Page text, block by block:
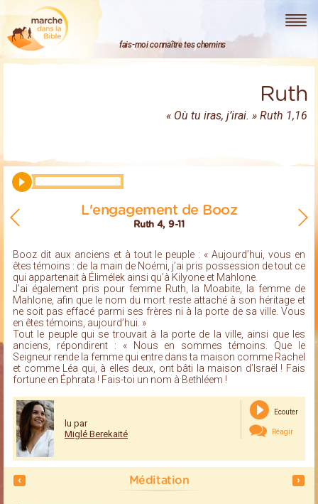
Marche dans la Bible
fais-moi connaître tes chemins
Ruth
« Où tu iras, j’irai. » Ruth 1,16
L'engagement de Booz
Ruth 4, 9-11
Booz dit aux anciens et à tout le peuple : « Aujourd’hui, vous en
êtes témoins : de la main de Noémi, j’ai pris possession de tout ce
qui appartenait à Élimélek ainsi qu’à Kilyone et Mahlone.
J’ai également pris pour femme Ruth, la Moabite, la femme de
Mahlone, afin que le nom du mort reste attaché à son héritage et
ne soit pas effacé parmi ses frères ni à la porte de sa ville. Vous
en êtes témoins, aujourd’hui. »
Tout le peuple qui se trouvait à la porte de la ville, ainsi que les
anciens, répondirent : « Nous en sommes témoins. Que le
Seigneur rende la femme qui entre dans ta maison comme Rachel
et comme Léa qui, à elles deux, ont bâti la maison d’Israël ! Fais
fortune en Éphrata ! Fais-toi un nom à Bethléem !
lu par
Miglé Berekaité
Ecouter
Réagir
Méditation